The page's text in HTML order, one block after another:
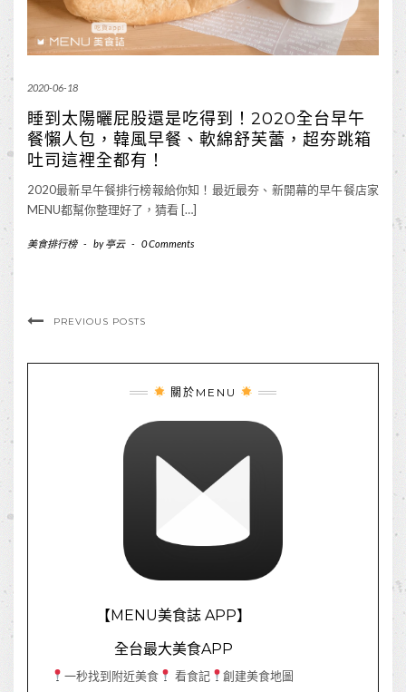
2020-06-18
睡到太陽曬屁股還是吃得到！2020全台早午
餐懶人包，韓風早餐、軟綿舒芙蕾，超夯跳箱
吐司這裡全都有！
2020最新早午餐排行榜報給你知！最近最夯、新開幕的早午餐店家
MENU都幫你整理好了，猜看 […]
美食排行榜 - by亭云 - 0 Comments
PREVIOUS POSTS
關於MENU
【MENU美食誌 APP】
全台最大美食APP
一秒找到附近美食 看食記
創建美食地圖